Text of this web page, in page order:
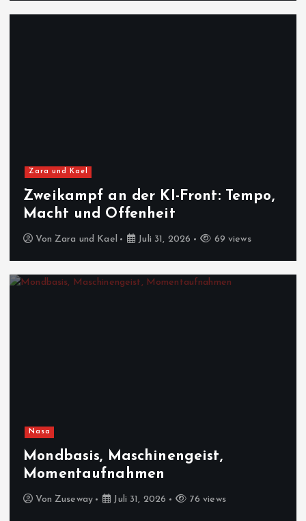
Zara und Kael
Zweikampf an der KI-Front: Tempo,
Macht und Offenheit
Von Zara und Kael Juli 31, 2026 69 views
Nasa
Mondbasis, Maschinengeist,
Momentaufnahmen
Von Zuseway Juli 31, 2026 76 views